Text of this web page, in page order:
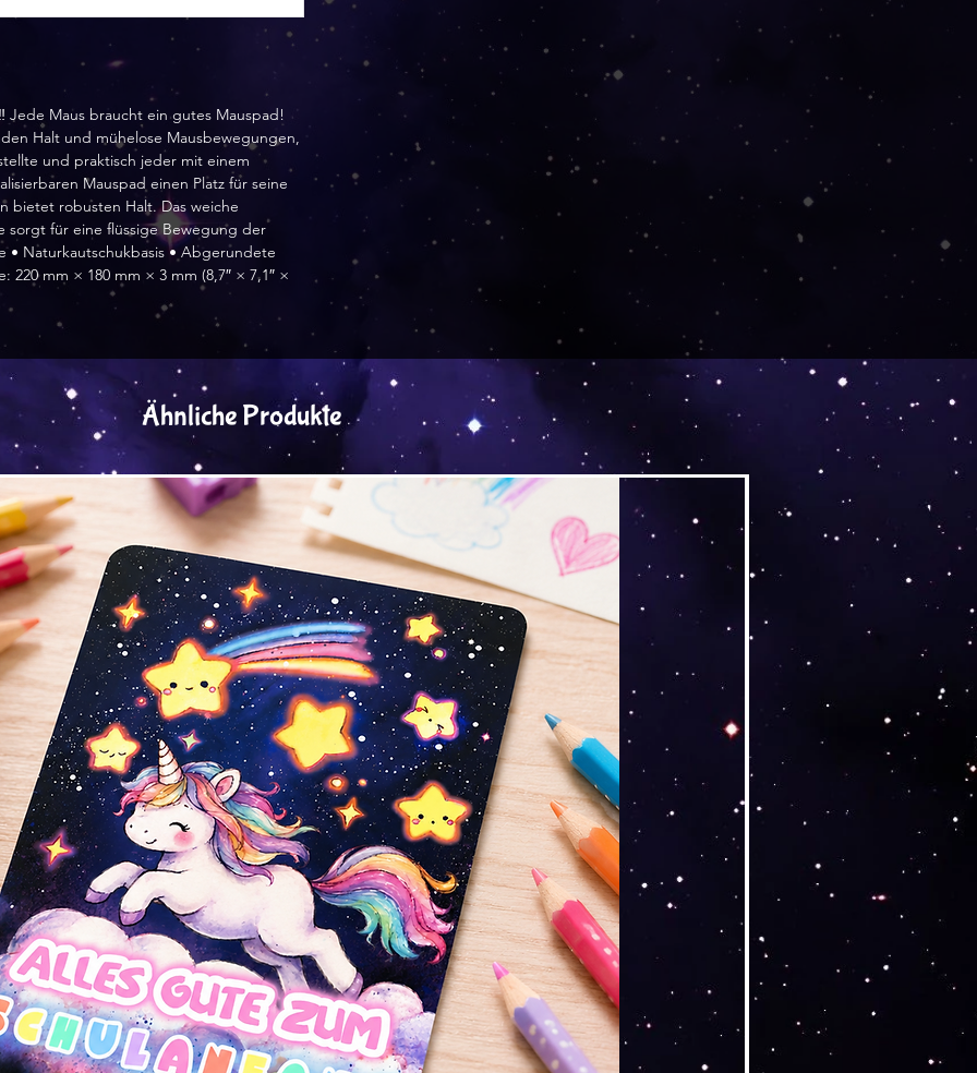
Jede Maus braucht ein gutes Mauspad!
Halt und mühelose Mausbewegungen,
und praktisch jeder mit einem
Mauspad einen Platz für seine
bietet robusten Halt. Das weiche
sorgt für eine flüssige Bewegung der
• Naturkautschukbasis • Abgerundete
220 mm × 180 mm × 3 mm (8,7″ × 7,1″ ×
Ähnliche Produkte